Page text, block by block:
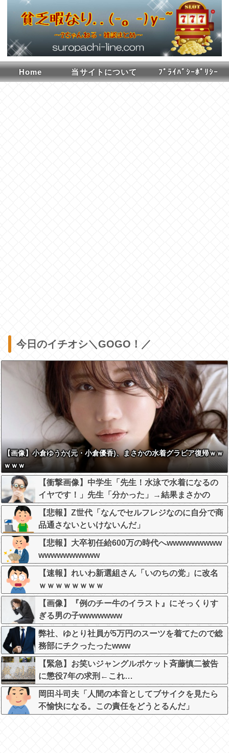
Home 当サイトについて ﾌﾟﾗｲﾊﾞｼｰﾎﾟﾘｼｰ
今日のイチオシ＼GOGO！／
【画像】小倉ゆうか(元・小倉優香)、まさかの水着グラビア復帰ｗｗ
ｗｗｗ
【衝撃画像】中学生「先生！水泳で水着になるの
イヤです！」先生「分かった」→結果まさかの
『こう』なってしまうw w w w w w w
【悲報】Z世代「なんでセルフレジなのに自分で商
品通さないといけないんだ」
【悲報】大卒初任給600万の時代へwwwwwwwww
wwwwwwwwww
【速報】れいわ新選組さん「いのちの党」に改名
ｗｗｗｗｗｗｗｗ
【画像】『例のチー牛のイラスト』にそっくりす
ぎる男の子wwwwwww
弊社、ゆとり社員が5万円のスーツを着てたので総
務部にチクったったwww
【緊急】お笑いジャングルポケット斉藤慎二被告
に懲役7年の求刑←これ…
岡田斗司夫「人間の本音としてブサイクを見たら
不愉快になる。この責任をどうとるんだ」